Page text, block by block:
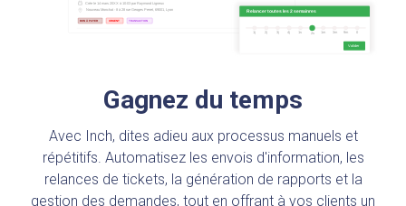
Gagnez du temps
Avec Inch, dites adieu aux processus manuels et
répétitifs. Automatisez les envois d'information, les
relances de tickets, la génération de rapports et la
gestion des demandes, tout en offrant à vos clients un